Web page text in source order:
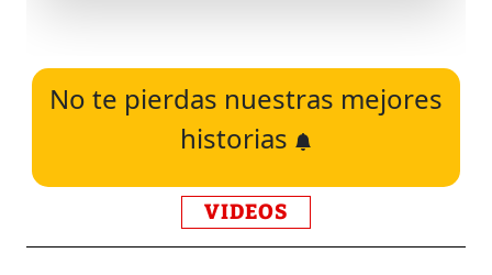
No te pierdas nuestras mejores
historias
VIDEOS